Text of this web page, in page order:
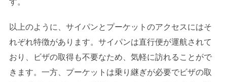
す。
以上のように、サイパンとプーケットのアクセスにはそ
れぞれ特徴があります。サイパンは直行便が運航されて
おり、ビザの取得も不要なため、気軽に訪れることがで
きます。一方、プーケットは乗り継ぎが必要でビザの取